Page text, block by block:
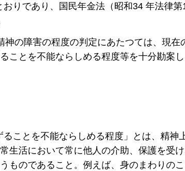
おりであり、国民年金法（昭和34 年法律
神の障害の程度の判定にあたつては、現在
ことを不能ならしめる程度等を十分勘案
ことを不能ならしめる程度」とは、精神
生活において常に他人の介助、保護を受
ものであること。例えば、身のまわりの